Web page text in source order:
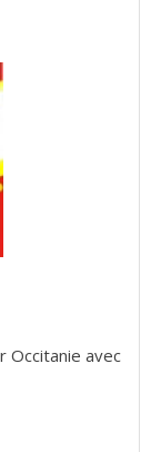
Occitanie avec